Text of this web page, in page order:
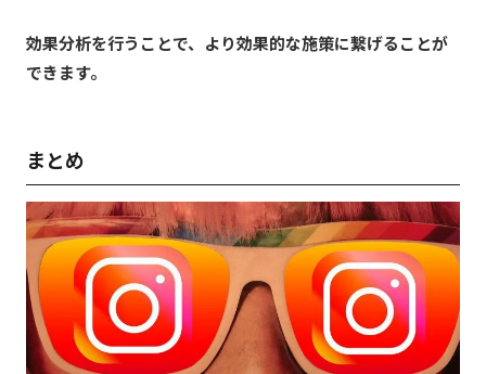
効果分析を行うことで、より効果的な施策に繋げることが
できます。
まとめ